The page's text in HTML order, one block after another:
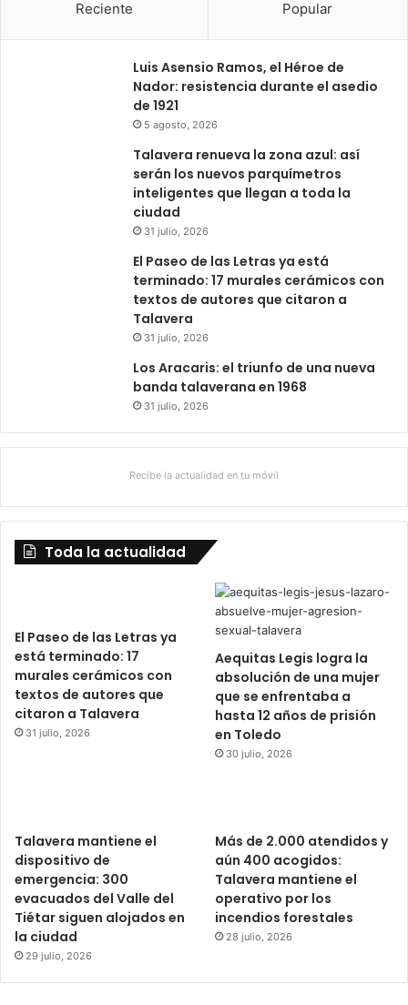
p
P
o
Reciente Popular
Luis Asensio Ramos, el Héroe de
Nador: resistencia durante el asedio
de 1921
5 agosto, 2026
Talavera renueva la zona azul: así
serán los nuevos parquímetros
inteligentes que llegan a toda la
ciudad
31 julio, 2026
El Paseo de las Letras ya está
terminado: 17 murales cerámicos con
textos de autores que citaron a
Talavera
31 julio, 2026
Los Aracaris: el triunfo de una nueva
banda talaverana en 1968
31 julio, 2026
Recibe la actualidad en tu móvil
Toda la actualidad
El Paseo de las Letras ya
está terminado: 17
murales cerámicos con
textos de autores que
citaron a Talavera
31 julio, 2026
Aequitas Legis logra la
absolución de una mujer
que se enfrentaba a
hasta 12 años de prisión
en Toledo
30 julio, 2026
Talavera mantiene el
dispositivo de
emergencia: 300
evacuados del Valle del
Tiétar siguen alojados en
la ciudad
29 julio, 2026
Más de 2.000 atendidos y
aún 400 acogidos:
Talavera mantiene el
operativo por los
incendios forestales
28 julio, 2026